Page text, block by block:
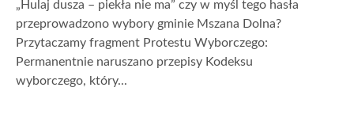
„Hulaj dusza – piekła nie ma” czy w myśl tego hasła
przeprowadzono wybory gminie Mszana Dolna?
Przytaczamy fragment Protestu Wyborczego:
Permanentnie naruszano przepisy Kodeksu
wyborczego, który...